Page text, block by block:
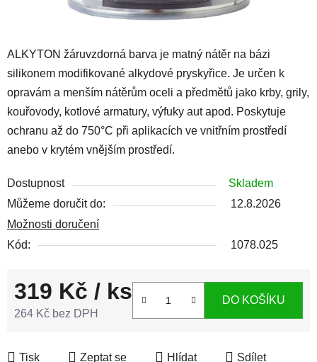
ALKYTON žáruvzdorná barva je matný nátěr na bázi
silikonem modifikované alkydové pryskyřice. Je určen k
opravám a menším nátěrům oceli a předmětů jako krby, grily,
kouřovody, kotlové armatury, výfuky aut apod. Poskytuje
ochranu až do 750°C při aplikacích ve vnitřním prostředí
anebo v krytém vnějším prostředí.
Dostupnost
Skladem
Můžeme doručit do:
12.8.2026
Možnosti doručení
Kód:
1078.025
319 Kč / ks
264 Kč bez DPH
DO KOŠÍKU
Tisk Zeptat se Hlídat Sdílet